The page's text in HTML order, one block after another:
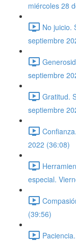
miércoles 28
No juicio.
septiembre
septiembre
Gratitud.
septiembre
2022 (36:08)
especial.
(39:56)